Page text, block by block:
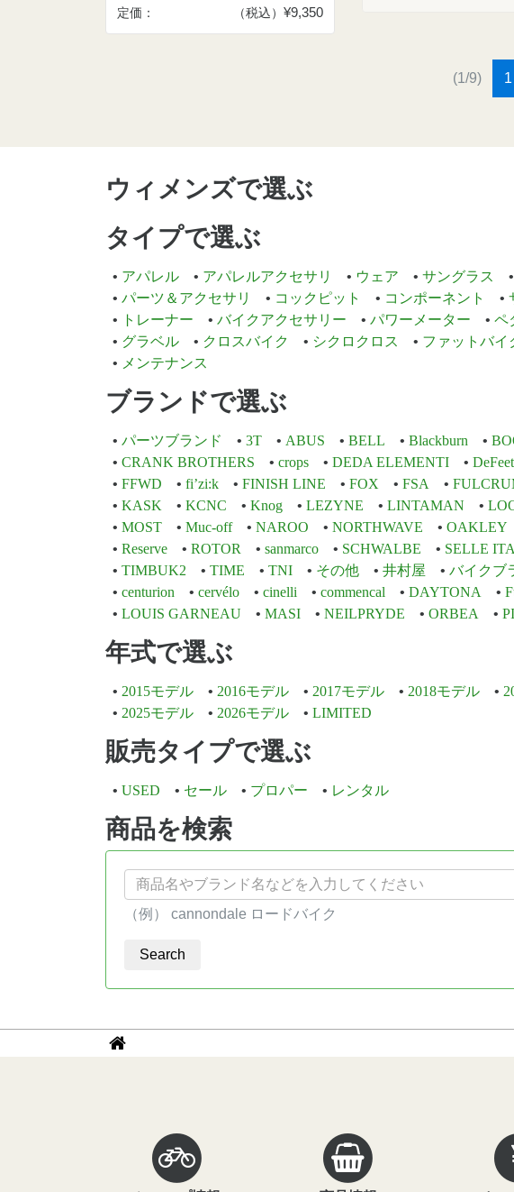
定価： （税込） ¥9,350
(1/9) 1
ウィメンズで選ぶ
タイプで選ぶ
アパレル アパレルアクセサリ ウェア サングラス
パーツ＆アクセサリ
コックピット コンポーネント
トレーナー
バイクアクセサリー パワーメーター ペ
グラベル
クロスバイク シクロクロス ファットバイ
メンテナンス
ブランドで選ぶ
パーツブランド 3T ABUS BELL Blackburn
CRANK BROTHERS
crops DEDA ELEMENTI DeFeet
FFWD
fi’zi:k FINISH LINE FOX FSA
KASK
KCNC Knog LEZYNE LINTAMAN
MOST
Muc-off NAROO NORTHWAVE OAKLEY
Reserve
ROTOR sanmarco SCHWALBE SELLE
TIMBUK2
TIME TNI その他 井村屋 バイクブ
centurion
cervélo cinelli commencal DAYTONA
LOUIS GARNEAU
MASI NEILPRYDE ORBEA
年式で選ぶ
2015モデル 2016モデル 2017モデル 2018モデル
2025モデル
2026モデル LIMITED
販売タイプで選ぶ
USED セール プロパー レンタル
商品を検索
（例） cannondale ロードバイク
パ